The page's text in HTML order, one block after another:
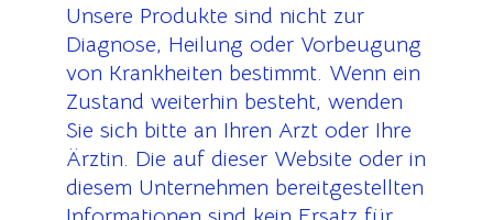
Unsere Produkte sind nicht zur
Diagnose, Heilung oder Vorbeugung
von Krankheiten bestimmt. Wenn ein
Zustand weiterhin besteht, wenden
Sie sich bitte an Ihren Arzt oder Ihre
Ärztin. Die auf dieser Website oder in
diesem Unternehmen bereitgestellten